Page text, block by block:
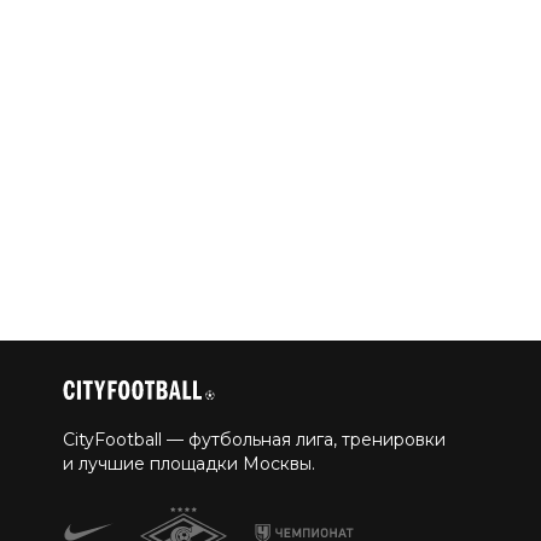
CityFootball — футбольная лига, тренировки
и лучшие площадки Москвы.